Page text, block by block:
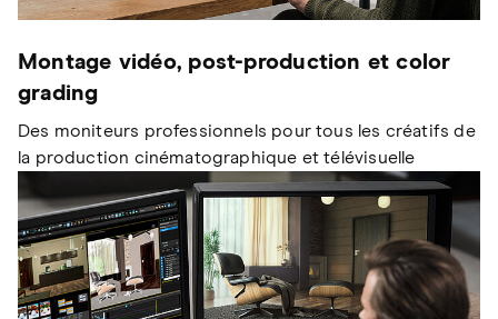
Montage vidéo, post-production et color
grading
Des moniteurs professionnels pour tous les créatifs de
la production cinématographique et télévisuelle